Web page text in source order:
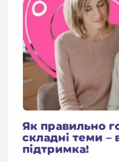
Як правильно
складні теми –
підтримка!